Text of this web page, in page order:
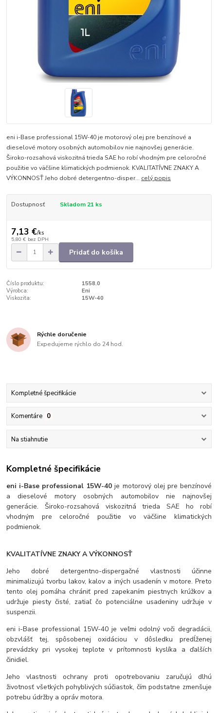
eni i-Base professional 15W-40 je motorový olej pre benzínové a
dieselové motory osobných automobilov nie najnovšej generácie.
Široko-rozsahová viskozitná trieda SAE ho robí vhodným pre celoročné
použitie vo väčšine klimatických podmienok. KVALITATÍVNE ZNAKY A
VÝKONNOSŤ Jeho dobré detergentno-disper... celý popis
Dostupnosť Skladom 21 ks
7,13 €/ks
5,80 € bez DPH
Pridať do košíka
Číslo produktu:
1558.0
Výrobca:
Eni
Viskozita:
15W-40
Rýchle doručenie
Expedujeme rýchlo do 24 hod.
Kompletné špecifikácie
Komentáre 0
Na stiahnutie
Kompletné špecifikácie
eni i-Base professional 15W-40 je motorový olej pre benzínové
a dieselové motory osobných automobilov nie najnovšej
generácie. Široko-rozsahová viskozitná trieda SAE ho robí
vhodným pre celoročné použitie vo väčšine klimatických
podmienok.
KVALITATÍVNE ZNAKY A VÝKONNOSŤ
Jeho dobré detergentno-dispergačné vlastnosti účinne
minimalizujú tvorbu lakov, kalov a iných usadenín v motore. Preto
tento olej pomáha chrániť pred zapekaním piestnych krúžkov a
udržuje piesty čisté, zatiaľ čo potenciálne usadeniny udržuje v
suspenzii.
eni i-Base professional 15W-40 je veľmi odolný voči degradácii,
obzvlášť tej, spôsobenej oxidáciou v dôsledku predĺženej
prevádzky pri vysokej teplote v prítomnosti kyslíka a ďalších
činidiel.
Jeho vlastnosti ochrany proti opotrebovaniu zaručujú dlhú
životnosť všetkých pohyblivých súčiastok, čím podstatne zmenšuje
potrebu údržby a opráv motora.